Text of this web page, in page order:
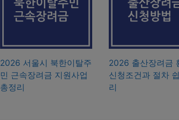
2026 서울시 북한이탈주
민 근속장려금 지원사업
총정리
2026 출산장려금
신청조건과 절차
리